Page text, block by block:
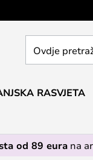
pretražite
trgovinu...
RASVJETA
od 89 eurana